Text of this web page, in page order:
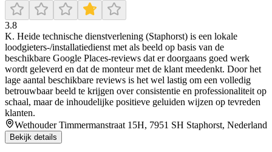
3.8
K. Heide technische dienstverlening (Staphorst) is een lokale
loodgieters-/installatiedienst met als beeld op basis van de
beschikbare Google Places-reviews dat er doorgaans goed werk
wordt geleverd en dat de monteur met de klant meedenkt. Door het
lage aantal beschikbare reviews is het wel lastig om een volledig
betrouwbaar beeld te krijgen over consistentie en professionaliteit op
schaal, maar de inhoudelijke positieve geluiden wijzen op tevreden
klanten.
Wethouder Timmermanstraat 15H, 7951 SH Staphorst, Nederland
Bekijk details